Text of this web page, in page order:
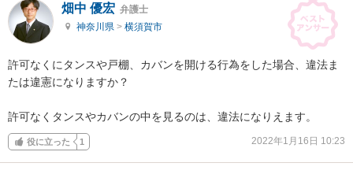
畑中 優宏 弁護士
神奈川県 > 横須賀市
許可なくにタンスや戸棚、カバンを開ける行為をした場合、違法ま
たは違憲になりますか？
許可なくタンスやカバンの中を見るのは、違法になりえます。
役に立った 1 2022年1月16日 10:23